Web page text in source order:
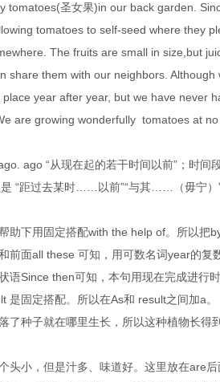
tomatoes(圣女果)in our back garden.
tomatoes to self-seed where they
The fruits are small in size,but
share them with our neighbors.
place year after year, but we have never
are growing wonderfully tomatoes at
ago “从现在起的若干时间以前”；时间
是 “距过去某时……以前”“与其……（毋宁
下用固定搭配with the help of。所以把
前面all these 可知，用可数名词year的
语Since then可知，本句用现在完成进行
是固定搭配。所以在As和 result之间加a。
了种子就在哪里生长，所以这种植物长
头小，但是汁多、味道好。这里放在are